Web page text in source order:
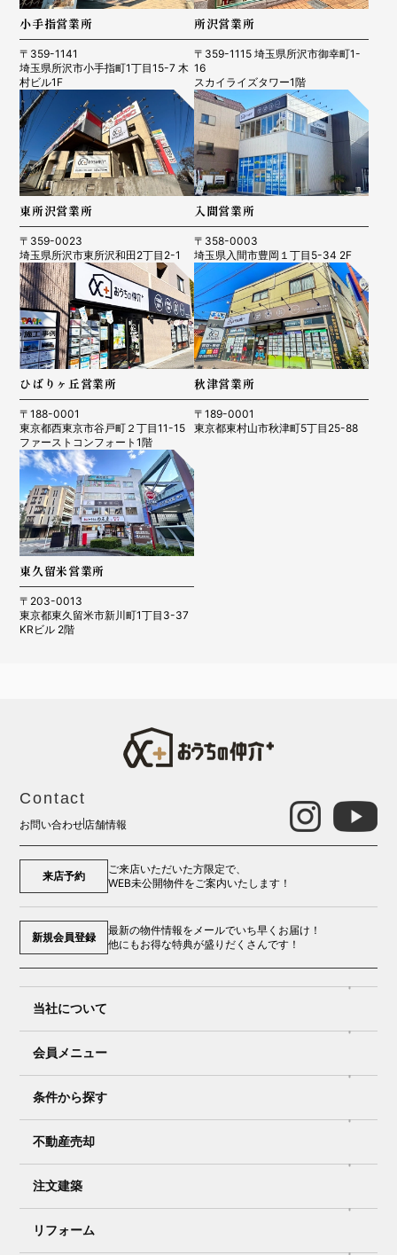
小手指営業所
〒359-1141
埼玉県所沢市小手指町1丁目15-7 木
村ビル1F
所沢営業所
〒359-1115 埼玉県所沢市御幸町1-
16
スカイライズタワー1階
東所沢営業所
〒359-0023
埼玉県所沢市東所沢和田2丁目2-1
入間営業所
〒358-0003
埼玉県入間市豊岡１丁目5-34 2F
ひばりヶ丘営業所
〒188-0001
東京都西東京市谷戸町２丁目11-15
ファーストコンフォート1階
秋津営業所
〒189-0001
東京都東村山市秋津町5丁目25-88
東久留米営業所
〒203-0013
東京都東久留米市新川町1丁目3-37
KRビル 2階
Contact
お問い合わせ 店舗情報
来店予約
ご来店いただいた方限定で、
WEB未公開物件をご案内いたします！
新規会員登録
最新の物件情報をメールでいち早くお届け！
他にもお得な特典が盛りだくさんです！
当社について
会員メニュー
条件から探す
不動産売却
注文建築
リフォーム